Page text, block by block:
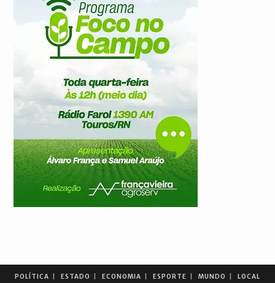
POLÍTICA ESTADO ECONOMIA ESPORTE MUNDO LOCAL